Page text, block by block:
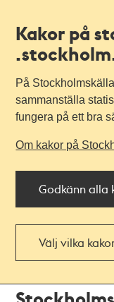
Kakor på
På
sammanställa
fungera på ett bra
Om kakor på
Godkänn alla
Välj vilka